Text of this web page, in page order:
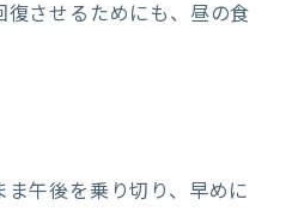
させるためにも、昼の食
午後を乗り切り、早めに